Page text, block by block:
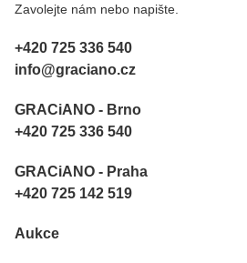
Zavolejte nám nebo napište.
+420 725 336 540
info@graciano.cz
GRACiANO - Brno
+420 725 336 540
GRACiANO - Praha
+420 725 142 519
Aukce